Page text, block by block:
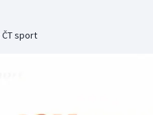
ČT sport